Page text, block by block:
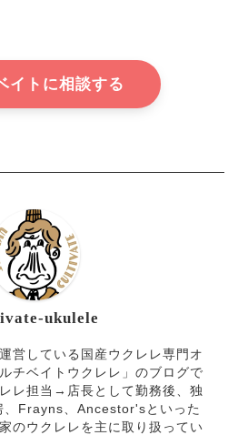
イトに相談する
ukulele
営している国産ウクレレ専門オ
チベイトウクレレ」のブログで
レ担当→店長として勤務後、独
Frayns、Ancestor'sといった
のウクレレを主に取り扱ってい